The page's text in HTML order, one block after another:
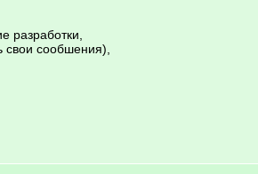
разработки,
сообшения),